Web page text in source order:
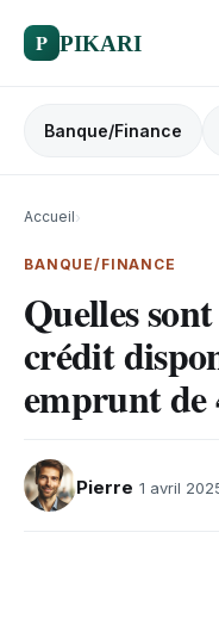
P PIKARI
Banque/Finance
Accueil›
BANQUE/FINANCE
​Quelles
crédit
emprunt de
Pierre 1 avril